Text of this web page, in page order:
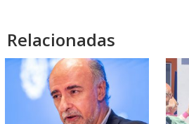
Relacionadas